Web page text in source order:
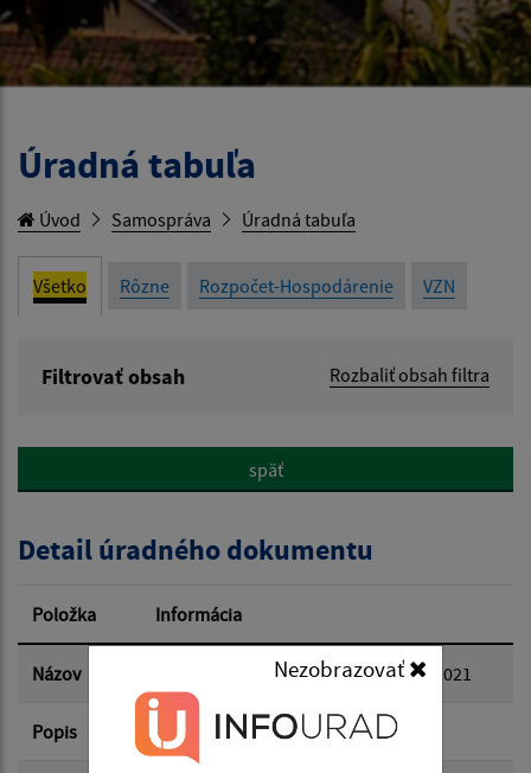
Nezobrazovať
Úradná tabuľa
Úvod Samospráva Úradná tabuľa
Všetko Rôzne Rozpočet-Hospodárenie VZN
Filtrovať obsah Rozbaliť obsah filtra
Popis:
Dátum zverejnenia od:
Dátum zverejnenia do:
Filtrovať
späť
Detail úradného dokumentu
Položka Informácia
Názov Individuálna výročná správa za rok 2021
Popis